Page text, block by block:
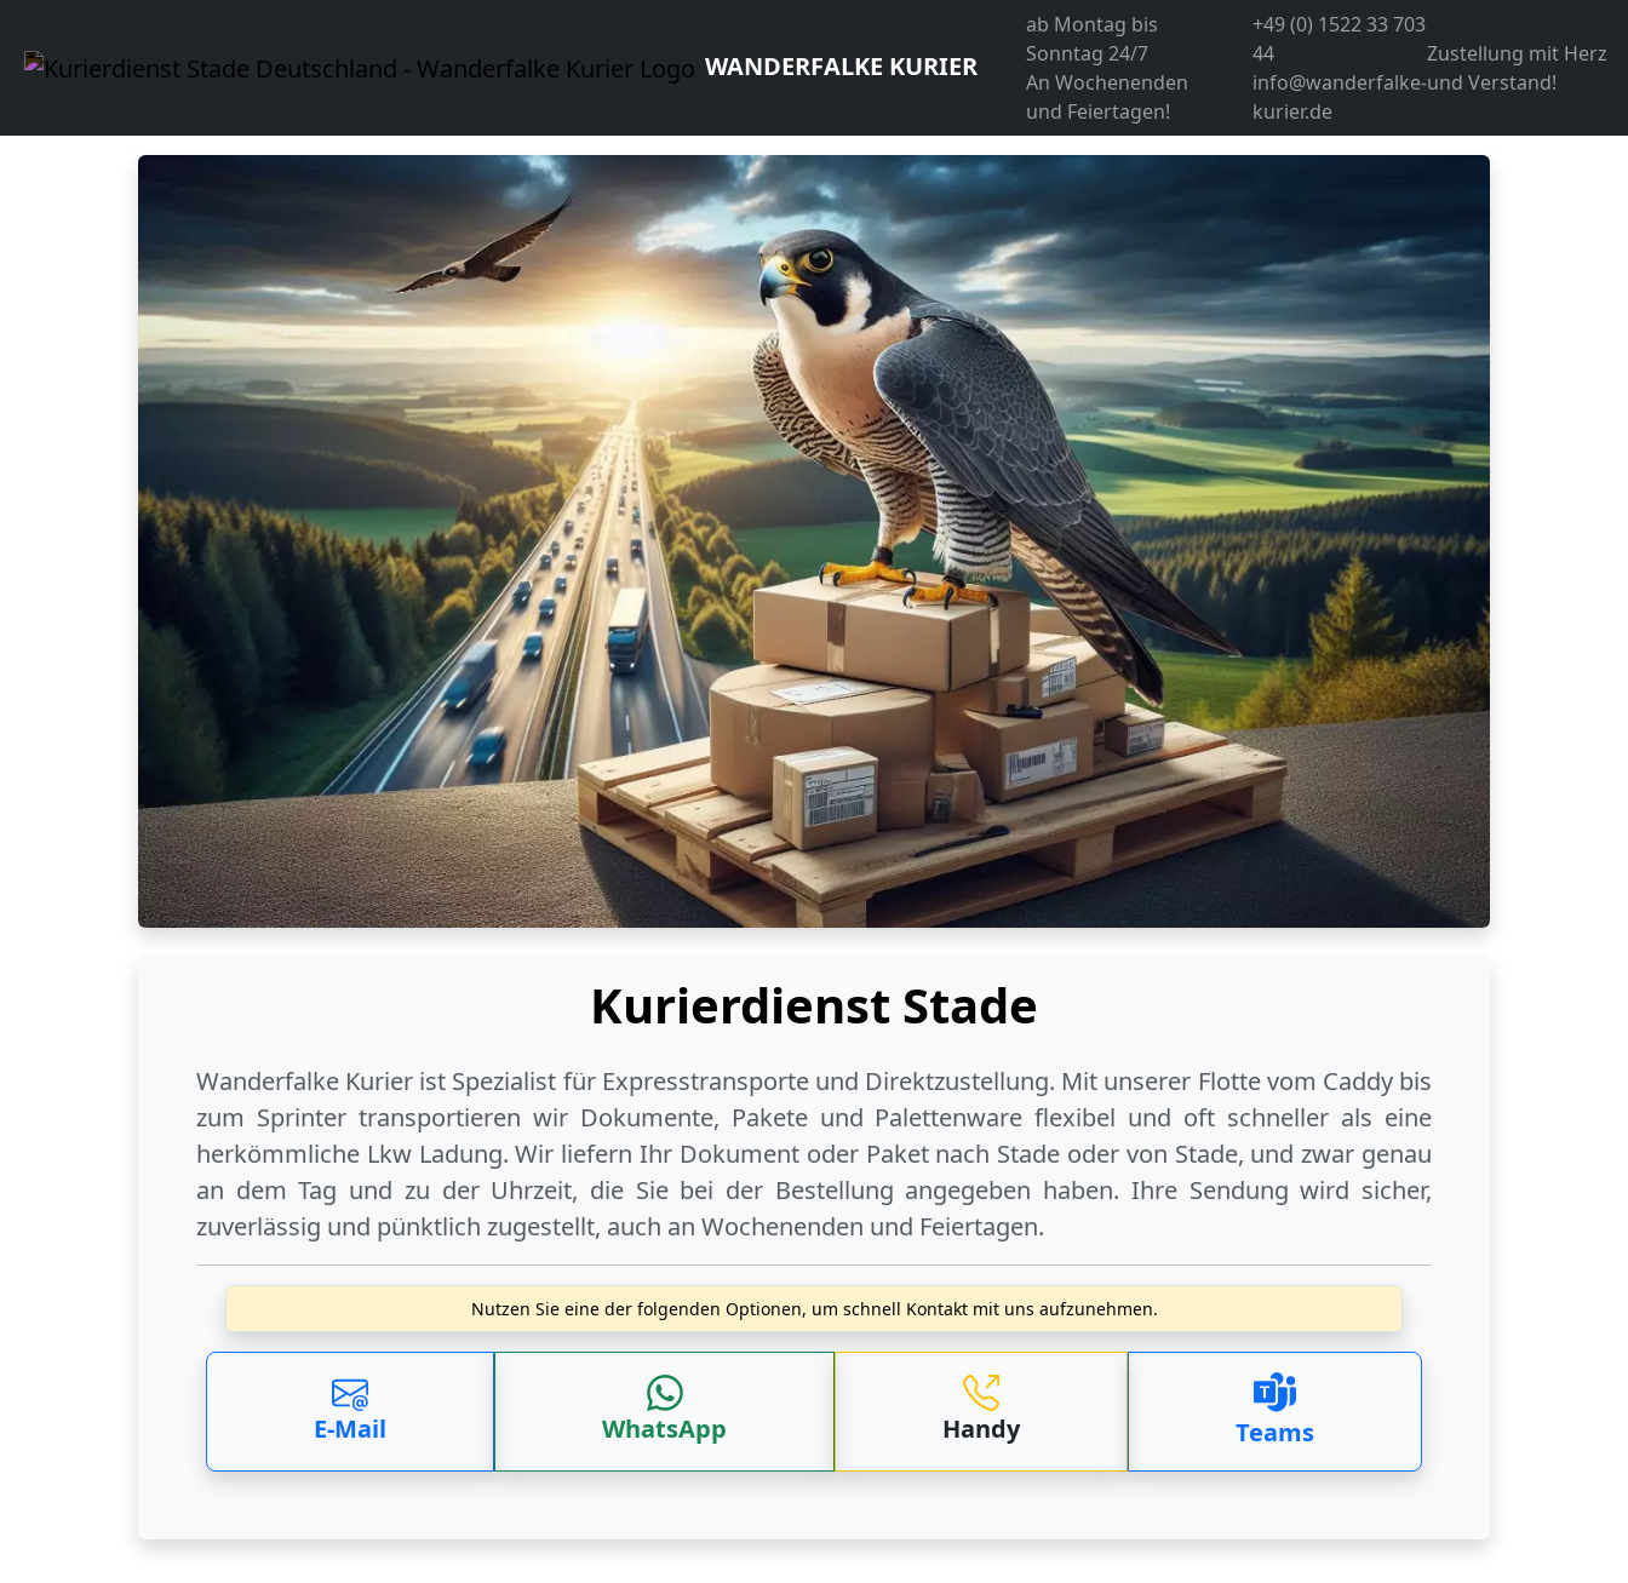
WANDERFALKE KURIER
ab Montag bis
Sonntag 24/7
An Wochenenden
und Feiertagen!
+49 (0) 1522 33 703
44
info@wanderfalke-
kurier.de
Zustellung mit Herz
und Verstand!
Kurierdienst Stade
Wanderfalke Kurier ist Spezialist für Expresstransporte und Direktzustellung. Mit unserer Flotte vom Caddy bis
zum Sprinter transportieren wir Dokumente, Pakete und Palettenware flexibel und oft schneller als eine
herkömmliche Lkw Ladung. Wir liefern Ihr Dokument oder Paket nach Stade oder von Stade, und zwar genau
an dem Tag und zu der Uhrzeit, die Sie bei der Bestellung angegeben haben. Ihre Sendung wird sicher,
zuverlässig und pünktlich zugestellt, auch an Wochenenden und Feiertagen.
Nutzen Sie eine der folgenden Optionen, um schnell Kontakt mit uns aufzunehmen.
E-Mail WhatsApp Handy Teams